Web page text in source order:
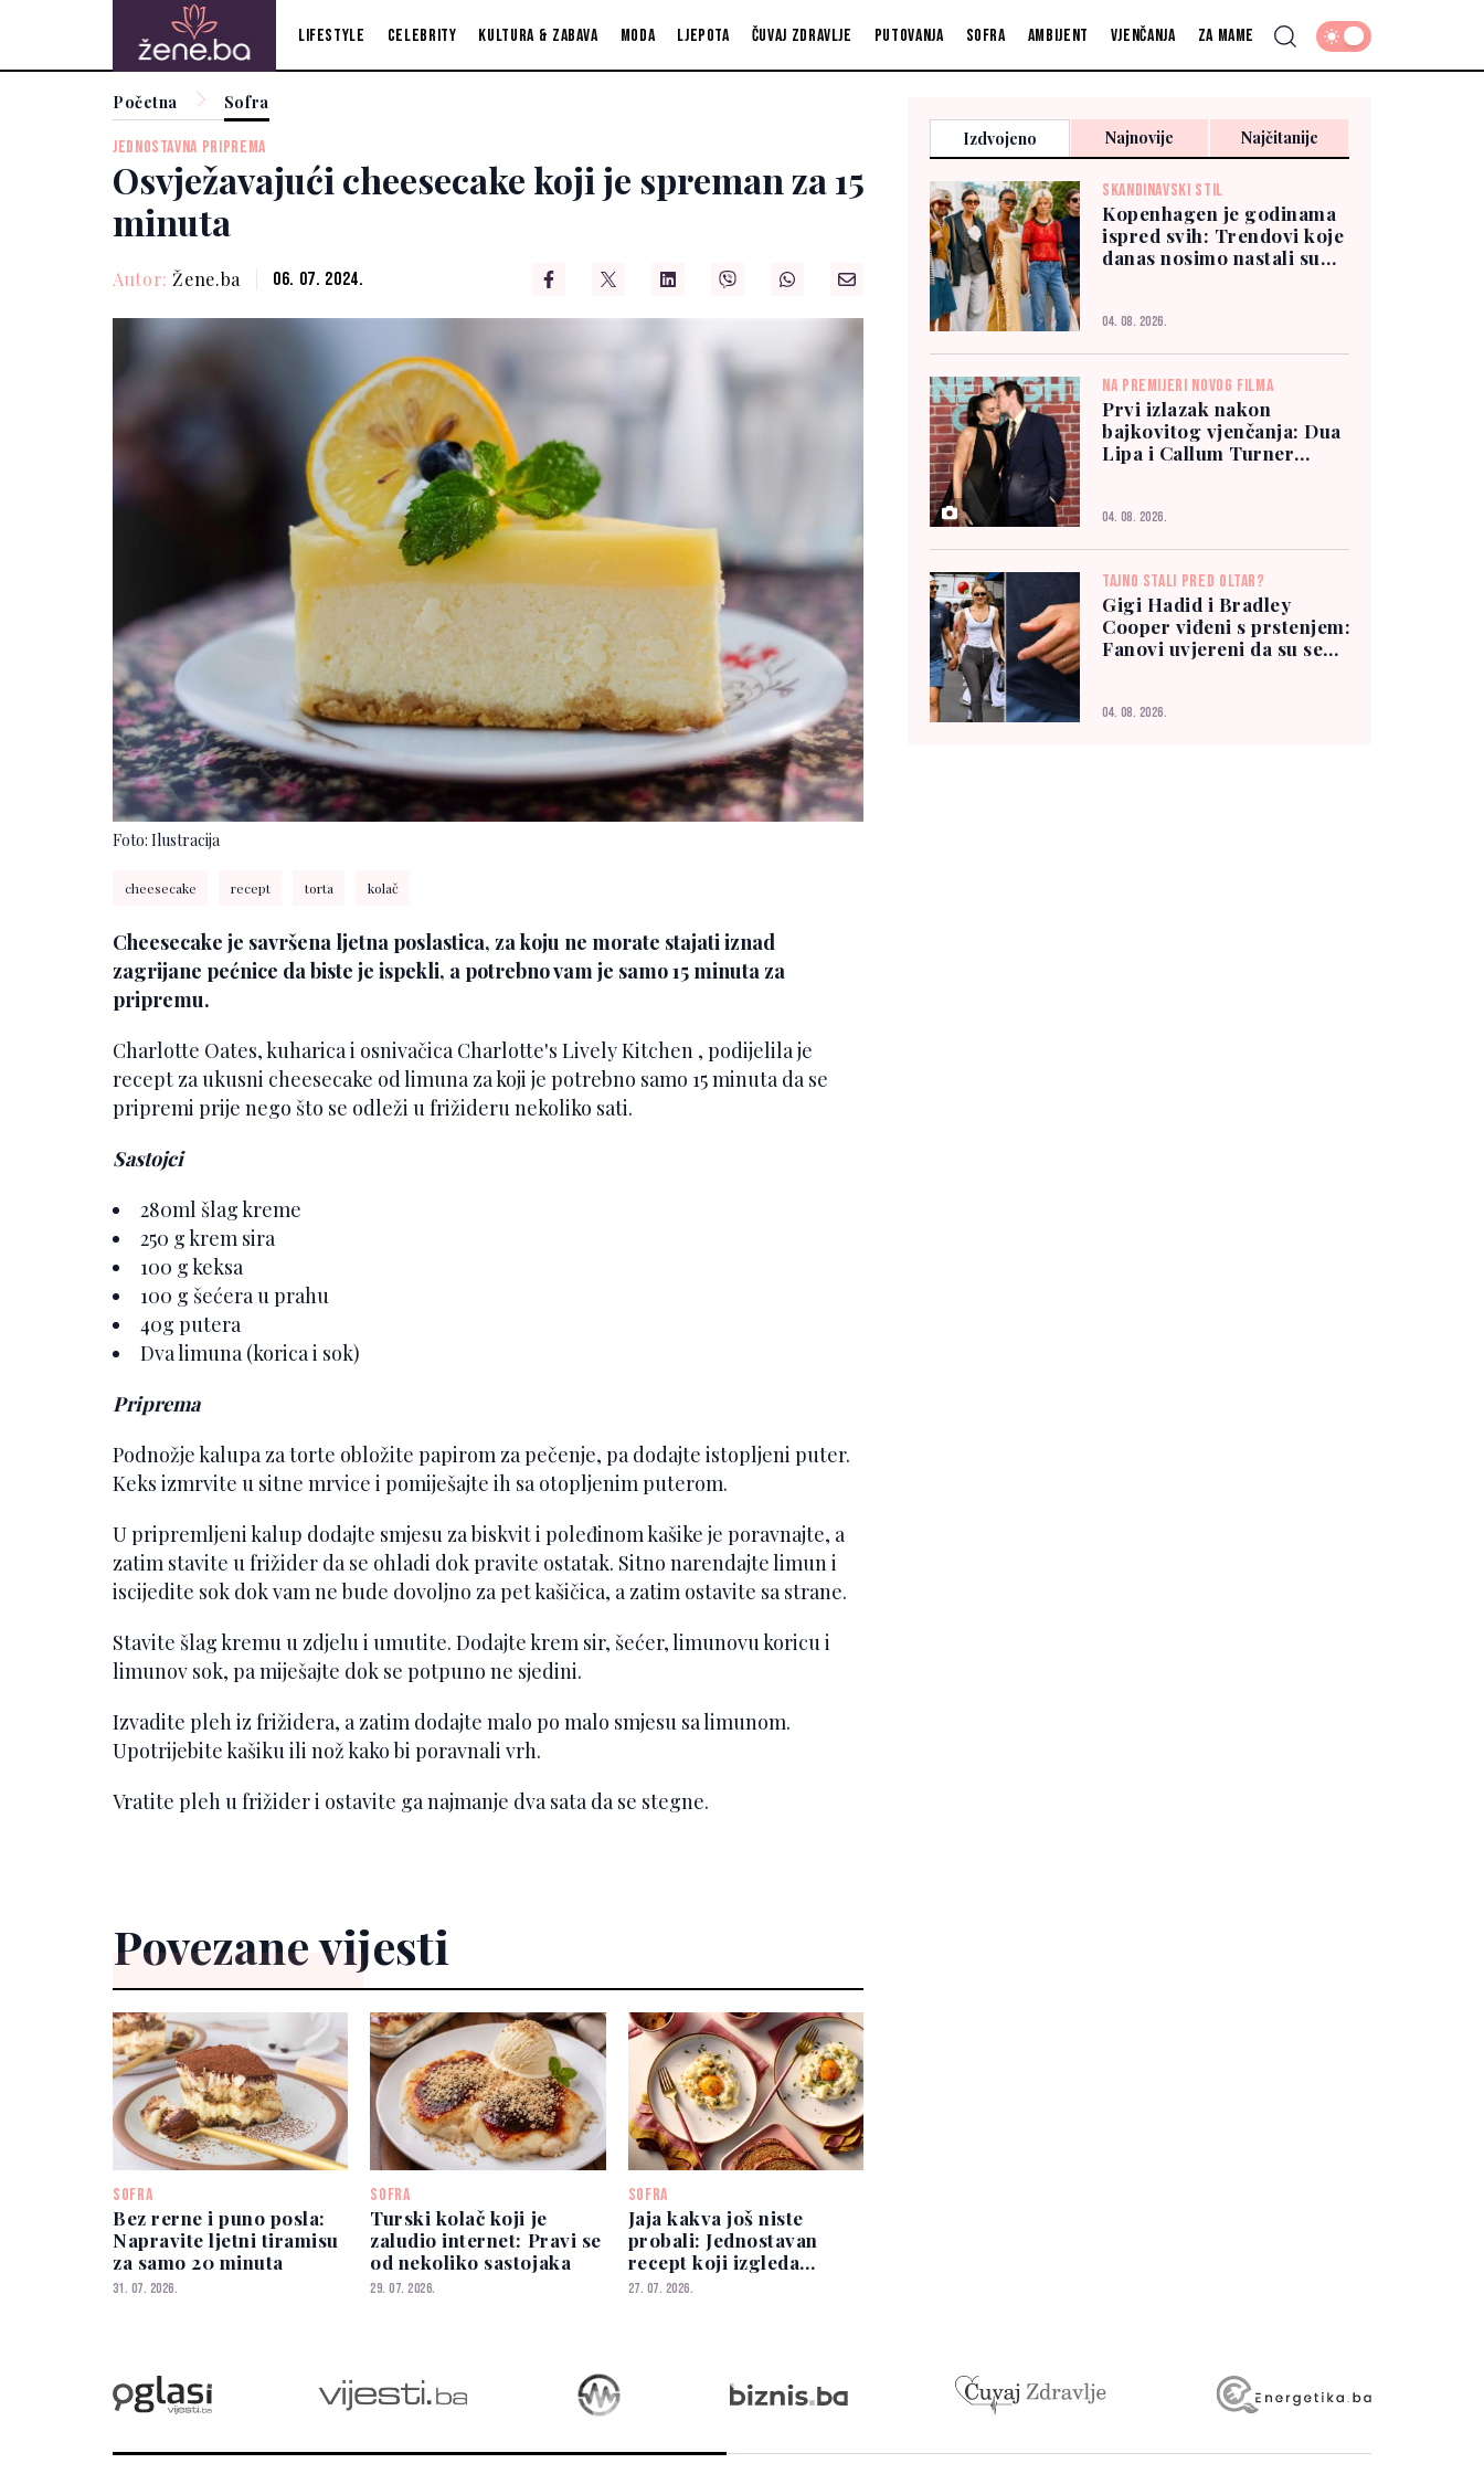
Lifestyle Celebrity Kultura & zabava Moda Ljepota Čuvaj zdravlje Putovanja Sofra Ambijent Vjenčanja Za mame
Početna Sofra
JEDNOSTAVNA PRIPREMA
Osvježavajući cheesecake koji je spreman za 15
minuta
Autor: Žene.ba 06. 07. 2024.
Foto: Ilustracija
cheesecake recept torta kolač
Cheesecake je savršena ljetna poslastica, za koju ne morate stajati iznad
zagrijane pećnice da biste je ispekli, a potrebno vam je samo 15 minuta za
pripremu.
Charlotte Oates, kuharica i osnivačica Charlotte's Lively Kitchen , podijelila je
recept za ukusni cheesecake od limuna za koji je potrebno samo 15 minuta da se
pripremi prije nego što se odleži u frižideru nekoliko sati.
Sastojci
280ml šlag kreme
250 g krem ​​sira
100 g keksa
100 g šećera u prahu
40g putera
Dva limuna (korica i sok)
Priprema
Podnožje kalupa za torte obložite papirom za pečenje, pa dodajte istopljeni puter.
Keks izmrvite u sitne mrvice i pomiješajte ih sa otopljenim puterom.
U pripremljeni kalup dodajte smjesu za biskvit i poleđinom kašike je poravnajte, a
zatim stavite u frižider da se ohladi dok pravite ostatak. Sitno narendajte limun i
iscijedite sok dok vam ne bude dovoljno za pet kašičica, a zatim ostavite sa strane.
Stavite šlag kremu u zdjelu i umutite. Dodajte krem ​​sir, šećer, limunovu koricu i
limunov sok, pa miješajte dok se potpuno ne sjedini.
Izvadite pleh iz frižidera, a zatim dodajte malo po malo smjesu sa limunom.
Upotrijebite kašiku ili nož kako bi poravnali vrh.
Vratite pleh u frižider i ostavite ga najmanje dva sata da se stegne.
Povezane vijesti
SOFRA
Bez rerne i puno posla:
Napravite ljetni tiramisu
za samo 20 minuta
31. 07. 2026.
SOFRA
Turski kolač koji je
zaludio internet: Pravi se
od nekoliko sastojaka
29. 07. 2026.
SOFRA
Jaja kakva još niste
probali: Jednostavan
recept koji izgleda
spektakularno
27. 07. 2026.
Izdvojeno Najnovije Najčitanije
SKANDINAVSKI STIL
Kopenhagen je godinama
ispred svih: Trendovi koje
danas nosimo nastali su
04. 08. 2026.
NA PREMIJERI NOVOG FILMA
Prvi izlazak nakon
bajkovitog vjenčanja: Dua
Lipa i Callum Turner
04. 08. 2026.
TAJNO STALI PRED OLTAR?
Gigi Hadid i Bradley
Cooper viđeni s prstenjem:
Fanovi uvjereni da su se
04. 08. 2026.